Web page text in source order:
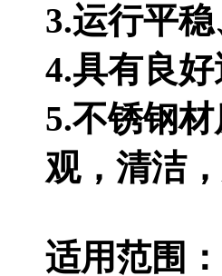
3.运行平
4.具有良
5.不锈钢
观， 清洁
适用范围